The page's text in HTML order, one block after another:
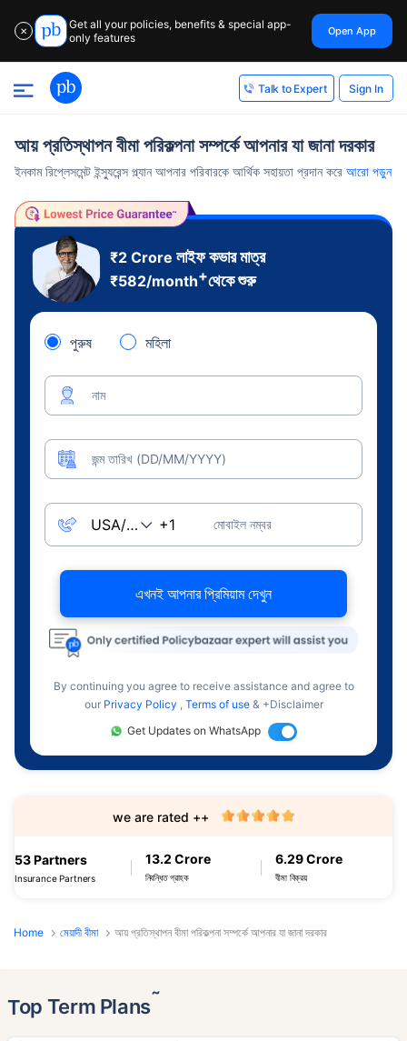
✕
Get all your policies, benefits & special app-
only features
Open App
Talk to Expert Sign In
আয় প্রতিস্থাপন বীমা পরিকল্পনা সম্পর্কে আপনার যা জানা দরকার
ইনকাম রিপ্লেসমেন্ট ইন্স্যুরেন্স প্ল্যান আপনার পরিবারকে আর্থিক সহায়তা প্রদান করে আরো পড়ুন
₹2 Crore লাইফ কভার মাত্র
₹582/month+থেকে শুরু
পুরুষ মহিলা
নাম
জন্ম তারিখ (DD/MM/YYYY)
মোবাইল নম্বর
এখনই আপনার প্রিমিয়াম দেখুন
By continuing you agree to receive assistance and agree to
our Privacy Policy , Terms of use & +Disclaimer
Get Updates on WhatsApp
53 Partners
Insurance Partners
13.2 Crore
নিবন্ধিত গ্রাহক
6.29 Crore
বীমা বিক্রয়
we are rated ++
Home মেয়াদী বীমা আয় প্রতিস্থাপন বীমা পরিকল্পনা সম্পর্কে আপনার যা জানা দরকার
Top Term Plans˜